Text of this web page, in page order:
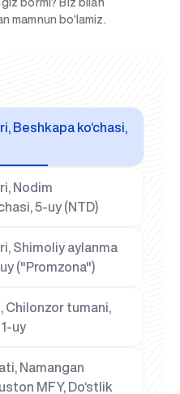
bo‘lamiz.
Beshkapa ko‘chasi,
Nodim
5-uy (NTD)
Shimoliy aylanma
uy ("Promzona")
Chilonzor tumani,
uy
Namangan
MFY, Do‘stlik